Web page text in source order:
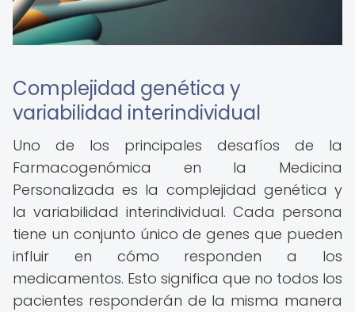
Complejidad genética y
variabilidad interindividual
Uno de los principales desafíos de la
Farmacogenómica en la Medicina
Personalizada es la complejidad genética y
la variabilidad interindividual. Cada persona
tiene un conjunto único de genes que pueden
influir en cómo responden a los
medicamentos. Esto significa que no todos los
pacientes responderán de la misma manera